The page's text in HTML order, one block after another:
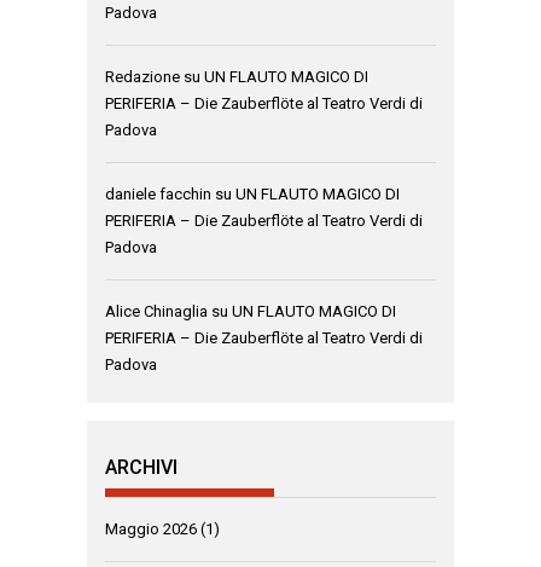
Padova
Redazione su UN FLAUTO MAGICO DI
PERIFERIA – Die Zauberflöte al Teatro Verdi di
Padova
daniele facchin su UN FLAUTO MAGICO DI
PERIFERIA – Die Zauberflöte al Teatro Verdi di
Padova
Alice Chinaglia su UN FLAUTO MAGICO DI
PERIFERIA – Die Zauberflöte al Teatro Verdi di
Padova
ARCHIVI
Maggio 2026 (1)